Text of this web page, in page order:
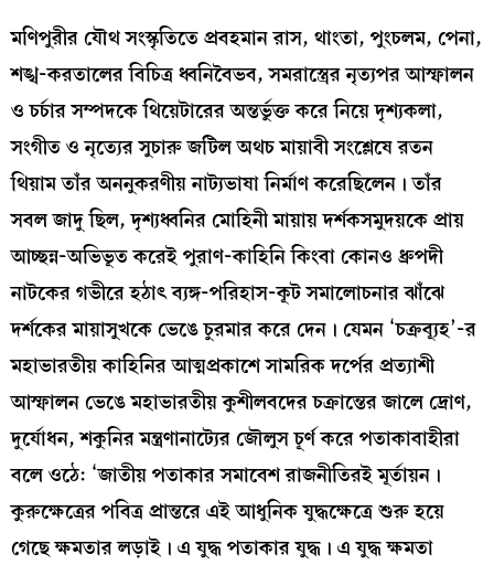
মণিপুরীর যৌথ সংস্কৃতিতে প্রবহমান রাস, থাংতা, পুংচলম, পেনা,
শঙ্খ-করতালের বিচিত্র ধ্বনিবৈভব, সমরাস্ত্রের নৃত্যপর আস্ফালন
ও চর্চার সম্পদকে থিয়েটারের অন্তর্ভুক্ত করে নিয়ে দৃশ্যকলা,
সংগীত ও নৃত্যের সুচারু জটিল অথচ মায়াবী সংশ্লেষে রতন
থিয়াম তাঁর অননুকরণীয় নাট্যভাষা নির্মাণ করেছিলেন। তাঁর
সবল জাদু ছিল, দৃশ্যধ্বনির মোহিনী মায়ায় দর্শকসমুদয়কে প্রায়
আচ্ছন্ন-অভিভূত করেই পুরাণ-কাহিনি কিংবা কোনও ধ্রুপদী
নাটকের গভীরে হঠাৎ ব্যঙ্গ-পরিহাস-কূট সমালোচনার ঝাঁঝে
দর্শকের মায়াসুখকে ভেঙে চুরমার করে দেন। যেমন ‘চক্রব্যূহ’-র
মহাভারতীয় কাহিনির আত্মপ্রকাশে সামরিক দর্পের প্রত্যাশী
আস্ফালন ভেঙে মহাভারতীয় কুশীলবদের চক্রান্তের জালে দ্রোণ,
দুর্যোধন, শকুনির মন্ত্রণানাট্যের জৌলুস চূর্ণ করে পতাকাবাহীরা
বলে ওঠে: ‘জাতীয় পতাকার সমাবেশ রাজনীতিরই মূর্তায়ন।
কুরুক্ষেত্রের পবিত্র প্রান্তরে এই আধুনিক যুদ্ধক্ষেত্রে শুরু হয়ে
গেছে ক্ষমতার লড়াই। এ যুদ্ধ পতাকার যুদ্ধ। এ যুদ্ধ ক্ষমতা